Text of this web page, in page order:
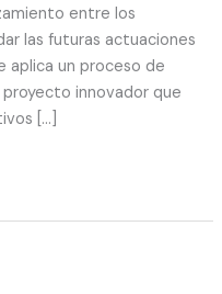
entre los
las futuras actuaciones
aplica un proceso de
innovador que
[…]